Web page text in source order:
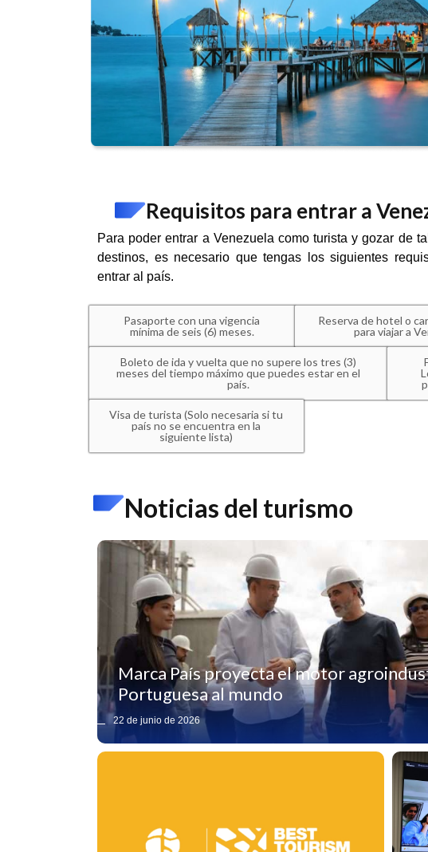
Requisitos para entrar a
Para poder entrar a Venezuela como turista y gozar de
destinos, es necesario que tengas los siguientes
entrar al país.
Pasaporte con una vigencia
mínima de seis (6) meses.
Reserva de hotel o
para viajar a
Boleto de ida y vuelta que no supere los tres (3)
meses del tiempo máximo que puedes estar en el
país.
Visa de turista (Solo necesaria si tu
país no se encuentra en la
siguiente lista)
Noticias del turismo
Marca País proyecta el motor
Portuguesa al mundo
22 de junio de 2026